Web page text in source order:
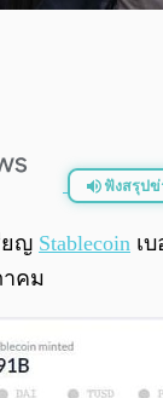
ฟังสรุปข่
ยญ Stablecoin เ
าคม